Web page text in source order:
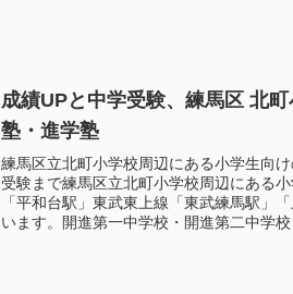
成績UPと中学受験、練馬区 北
塾・進学塾
練馬区立北町小学校周辺にある小学生向
受験まで練馬区立北町小学校周辺にある
「平和台駅」東武東上線「東武練馬駅」
います。開進第一中学校・開進第二中学